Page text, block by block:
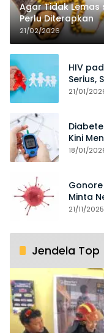
Agar Tidak Lemas
Perlu Diterapkan
21/02/2026
HIV
Serius,
21/01/
Kini
18/01/
Minta
21/11/2025
Jendela Top